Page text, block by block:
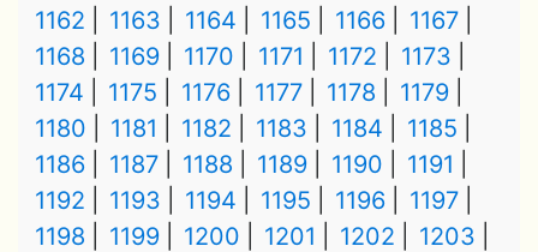
1162
1163 1164 1165 1166
1167
1168
1169 1170 1171 1172
1173
1174
1175 1176 1177 1178
1179
1180
1181 1182 1183 1184
1185
1186
1187 1188 1189 1190
1191
1192
1193 1194 1195 1196
1197
1198
1199 1200 1201 1202
1203